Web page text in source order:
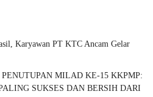
Karyawan PT KTC Ancam Gelar
MILAD KE-15 KKPMP:
SUKSES DAN BERSIH DARI